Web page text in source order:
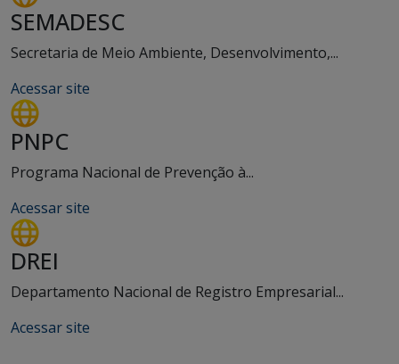
SEMADESC
Secretaria de Meio Ambiente, Desenvolvimento,...
Acessar site
PNPC
Programa Nacional de Prevenção à...
Acessar site
DREI
Departamento Nacional de Registro Empresarial...
Acessar site